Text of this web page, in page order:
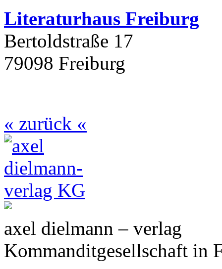
Literaturhaus Freiburg
Bertoldstraße 17
79098 Freiburg
« zurück «
axel dielmann – verlag
Kommanditgesellschaft in